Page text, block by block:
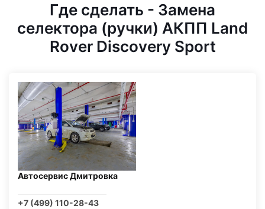
Где сделать - Замена
селектора (ручки) АКПП Land
Rover Discovery Sport
Автосервис Дмитровка
+7 (499) 110-28-43